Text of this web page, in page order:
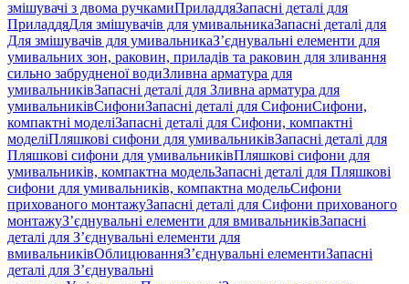
змішувачі з двома ручкамиПриладдяЗапасні деталі для
ПриладдяДля змішувачів для умивальникаЗапасні деталі для
Для змішувачів для умивальникаЗ’єднувальні елементи для
умивальних зон, раковин, приладів та раковин для зливання
сильно забрудненої водиЗливна арматура для
умивальниківЗапасні деталі для Зливна арматура для
умивальниківСифониЗапасні деталі для СифониСифони,
компактні моделіЗапасні деталі для Сифони, компактні
моделіПляшкові сифони для умивальниківЗапасні деталі для
Пляшкові сифони для умивальниківПляшкові сифони для
умивальників, компактна модельЗапасні деталі для Пляшкові
сифони для умивальників, компактна модельСифони
прихованого монтажуЗапасні деталі для Сифони прихованого
монтажуЗ’єднувальні елементи для вмивальниківЗапасні
деталі для З’єднувальні елементи для
вмивальниківОблицюванняЗ’єднувальні елементиЗапасні
деталі для З’єднувальні